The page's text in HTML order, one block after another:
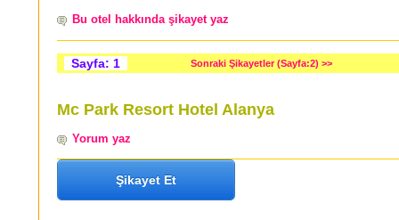
Bu otel hakkında şikayet yaz
Sayfa: 1 Sonraki Şikayetler (Sayfa:2) >>
Mc Park Resort Hotel Alanya
Yorum yaz
Şikayet Et